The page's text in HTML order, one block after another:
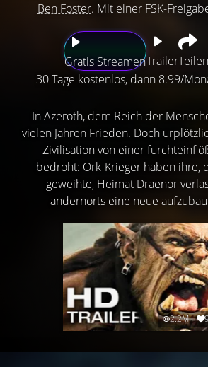
Ben Foster. Mit einer FSK-
Gratis StreamenTrailerTeilen
30 Tage kostenlos, dann 8.99/
In Azeroth, dem Reich der
vielen Jahren Frieden. Doch
Zivilisation von einer
bedroht: Ork-Krieger haben ihre,
geweihte, Heimat Draenor
andernorts eine neue
2.2M